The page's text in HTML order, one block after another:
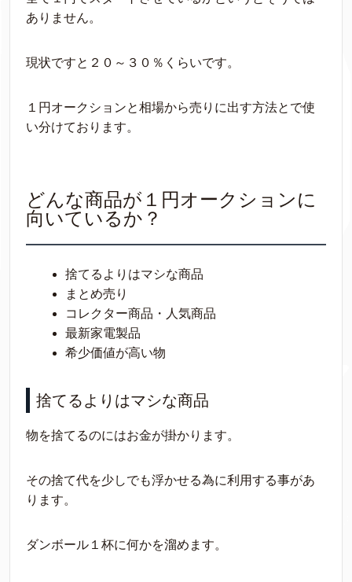
ありません。
現状ですと２０～３０％くらいです。
１円オークションと相場から売りに出す方法とで使
い分けております。
どんな商品が１円オークションに
向いているか？
捨てるよりはマシな商品
まとめ売り
コレクター商品・人気商品
最新家電製品
希少価値が高い物
捨てるよりはマシな商品
物を捨てるのにはお金が掛かります。
その捨て代を少しでも浮かせる為に利用する事があ
ります。
ダンボール１杯に何かを溜めます。